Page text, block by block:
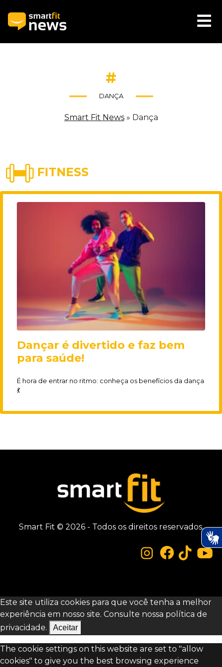
#
DANÇA
Smart Fit News » Dança
FITNESS
Dançar é divertido e faz bem
para saúde!
É hora de entrar no ritmo: conheça os benefícios da dança
💃
Smart Fit © 2026 - Todos os direitos reservados.
Este site utiliza cookies para que você tenha a melhor
experiência em nosso site. Consulte nossa política de
privacidade.
Aceitar
The cookie settings on this website are set to "allow
cookies" to give you the best browsing experience